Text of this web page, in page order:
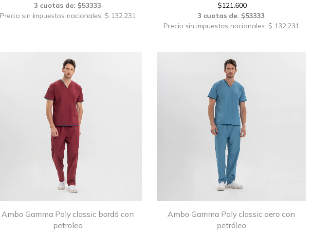
3 cuotas de: $53333
Precio sin impuestos nacionales: $ 132.231
$121.600
3 cuotas de: $53333
Precio sin impuestos nacionales: $ 132.231
Ambo Gamma Poly classic bordó con
petroleo
Ambo Gamma Poly classic aero con
petróleo